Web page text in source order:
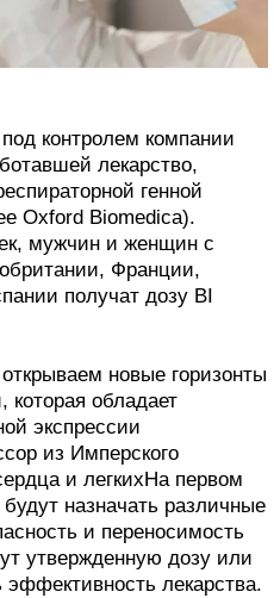
контролем компании
лекарство,
генной
Oxford Biomedica).
мужчин и женщин с
Франции,
получат дозу BI
новые горизонты
обладает
экспрессии
из Имперского
и легкихНа первом
назначать различные
и переносимость
утвержденную дозу или
лекарства.